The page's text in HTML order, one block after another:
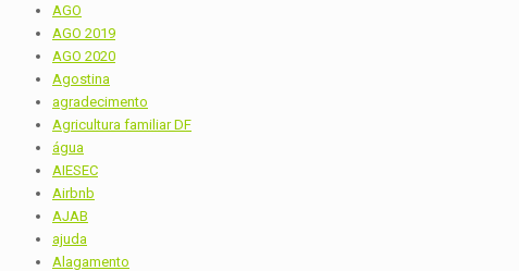
AGO
AGO 2019
AGO 2020
Agostina
agradecimento
Agricultura familiar DF
água
AIESEC
Airbnb
AJAB
ajuda
Alagamento